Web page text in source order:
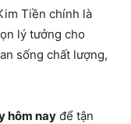
Tiền chính là
lý tưởng cho
sống chất lượng,
hôm nay để tận